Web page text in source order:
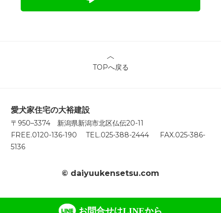
TOPへ戻る
愛犬家住宅の大裕建設
〒950–3374 新潟県新潟市北区仏伝20-11
FREE.0120-136-190 TEL.025-388-2444 FAX.025-386-
5136
© daiyuukensetsu.com
お問合せはLINEから